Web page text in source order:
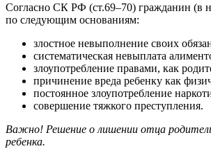
Согласно СК РФ (ст.69–70) гражданин (в
по следующим основаниям:
злостное невыполнение своих
систематическая невыплата
злоупотребление правами, как
причинение вреда ребенку как
постоянное злоупотребление
совершение тяжкого преступления.
Важно! Решение о лишении отца
ребенка.